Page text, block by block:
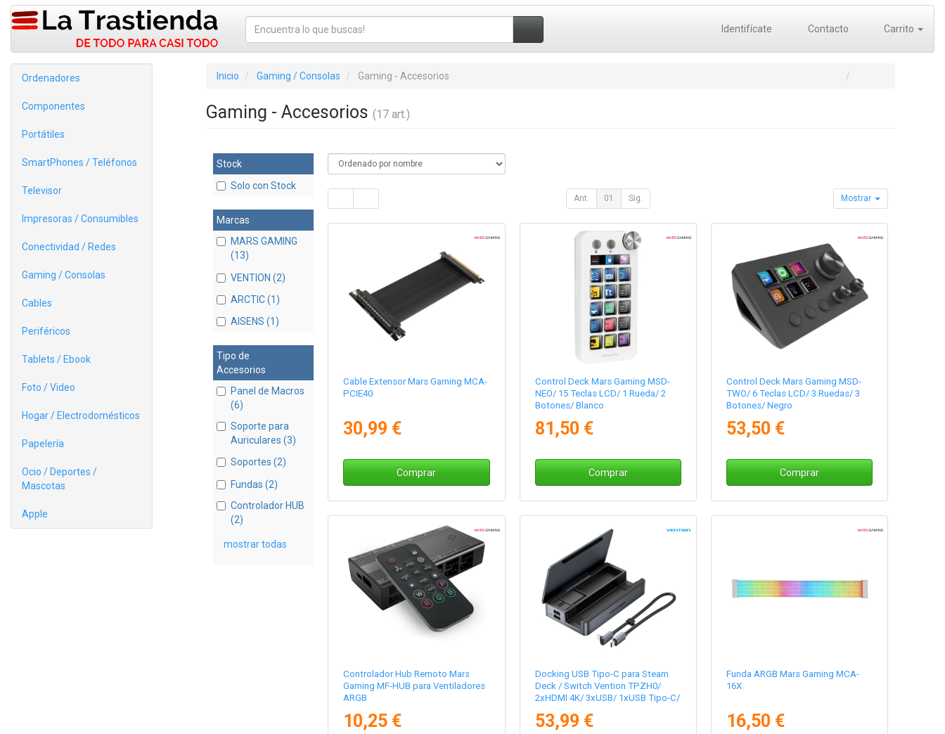
Identifícate Contacto Carrito
Ordenadores
Componentes
Portátiles
SmartPhones / Teléfonos
Televisor
Impresoras / Consumibles
Conectividad / Redes
Gaming / Consolas
Cables
Periféricos
Tablets / Ebook
Foto / Video
Hogar / Electrodomésticos
Papelería
Ocio / Deportes /
Mascotas
Apple
Inicio Gaming / Consolas Gaming - Accesorios
Gaming - Accesorios (17 art.)
Stock
Solo con Stock
Marcas
MARS GAMING
(13)
VENTION (2)
ARCTIC (1)
AISENS (1)
Tipo de
Accesorios
Panel de Macros
(6)
Soporte para
Auriculares (3)
Soportes (2)
Fundas (2)
Controlador HUB
(2)
mostrar todas
Ant. 01 Sig. Mostrar
Cable Extensor Mars Gaming MCA-
PCIE40
30,99 €
Comprar
Control Deck Mars Gaming MSD-
NEO/ 15 Teclas LCD/ 1 Rueda/ 2
Botones/ Blanco
81,50 €
Comprar
Control Deck Mars Gaming MSD-
TWO/ 6 Teclas LCD/ 3 Ruedas/ 3
Botones/ Negro
53,50 €
Comprar
Controlador Hub Remoto Mars
Gaming MF-HUB para Ventiladores
ARGB
10,25 €
Docking USB Tipo-C para Steam
Deck / Switch Vention TPZH0/
2xHDMI 4K/ 3xUSB/ 1xUSB Tipo-C/
1xLector Tarjetas/ Gris
53,99 €
Funda ARGB Mars Gaming MCA-
16X
16,50 €